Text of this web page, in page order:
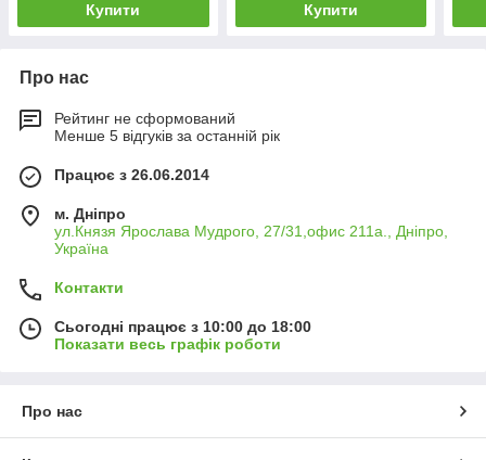
Купити Купити
Про нас
Рейтинг не сформований
Менше 5 відгуків за останній рік
Працює з 26.06.2014
м. Дніпро
ул.Князя Ярослава Мудрого, 27/31,офис 211а., Дніпро,
Україна
Контакти
Сьогодні працює з 10:00 до 18:00
Показати весь графік роботи
Про нас